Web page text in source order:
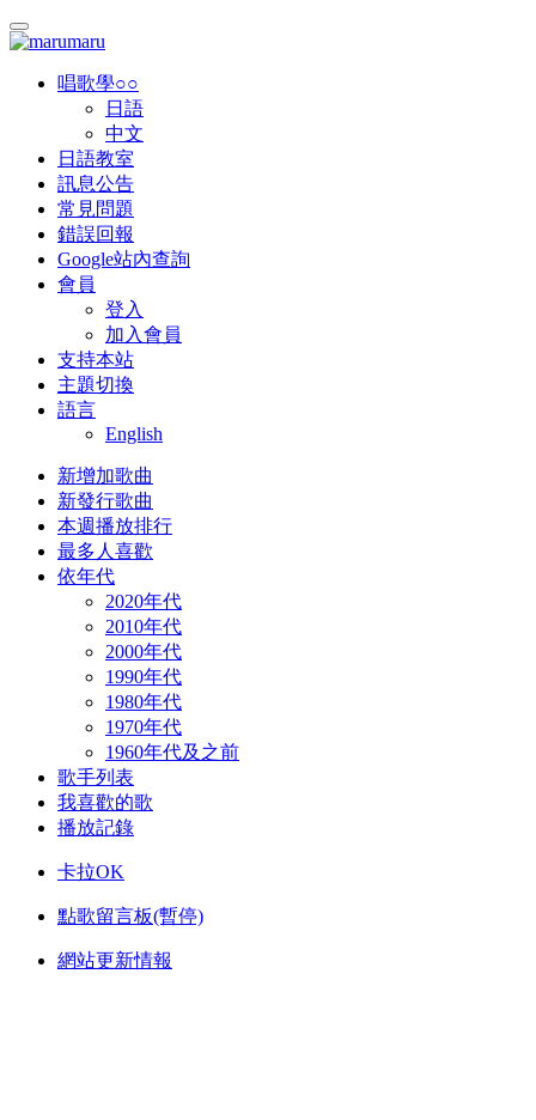
唱歌學○○
日語
中文
日語教室
訊息公告
常見問題
錯誤回報
Google站內查詢
會員
登入
加入會員
支持本站
主題切換
語言
English
新增加歌曲
新發行歌曲
本週播放排行
最多人喜歡
依年代
2020年代
2010年代
2000年代
1990年代
1980年代
1970年代
1960年代及之前
歌手列表
我喜歡的歌
播放記錄
卡拉OK
點歌留言板(暫停)
網站更新情報